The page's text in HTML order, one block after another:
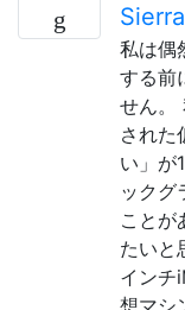
私は偶
する前
せん。
された
い」が
ックグ
ことが
たいと
インチ
想マシ